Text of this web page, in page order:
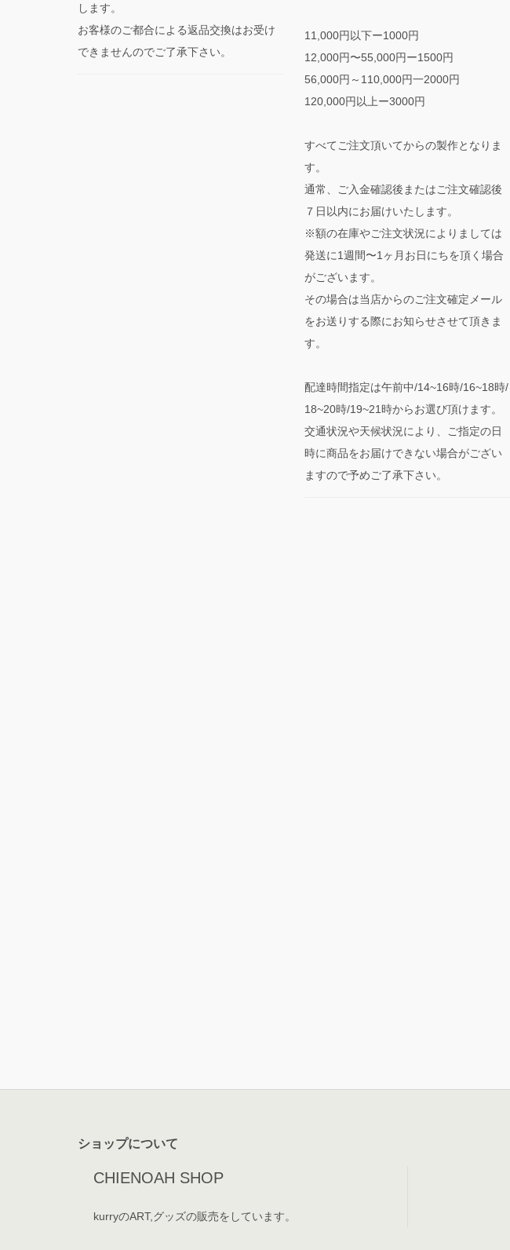
します。
お客様のご都合による返品交換はお受け
できませんのでご了承下さい。
11,000円以下ー1000円
12,000円〜55,000円ー1500円
56,000円～110,000円一2000円
120,000円以上ー3000円
すべてご注文頂いてからの製作となりま
す。
通常、ご入金確認後またはご注文確認後
７日以内にお届けいたします。
※額の在庫やご注文状況によりましては
発送に1週間〜1ヶ月お日にちを頂く場合
がございます。
その場合は当店からのご注文確定メール
をお送りする際にお知らせさせて頂きま
す。
配達時間指定は午前中/14~16時/16~18時/
18~20時/19~21時からお選び頂けます。
交通状況や天候状況により、ご指定の日
時に商品をお届けできない場合がござい
ますので予めご了承下さい。
ショップについて
CHIENOAH SHOP
kurryのART,グッズの販売をしています。